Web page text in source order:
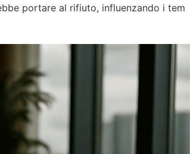
portare al rifiuto, influenzando i tem